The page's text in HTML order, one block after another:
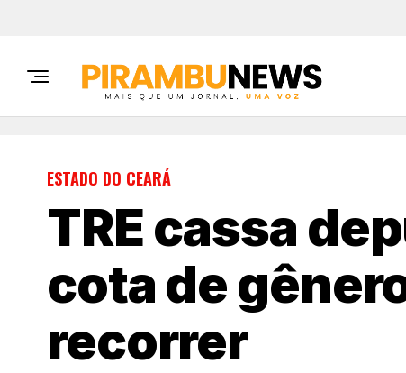
ESTADO DO CEARÁ
TRE cassa
cota de
recorrer